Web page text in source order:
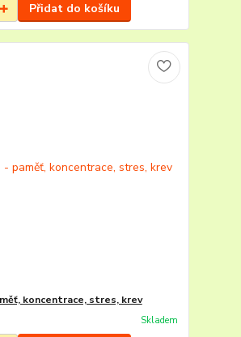
Přidat do košíku
koncentrace, stres, krev
Skladem